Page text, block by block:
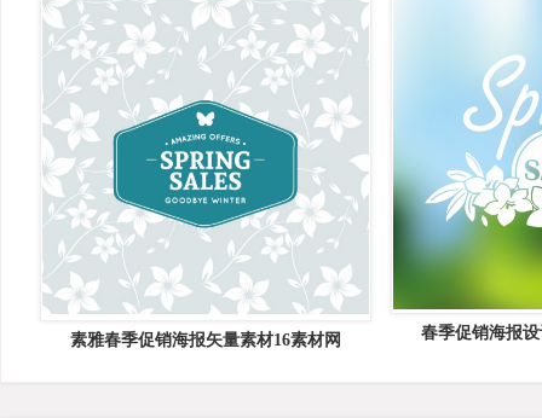
春季促销海报
素雅春季促销海报矢量素材16素材网